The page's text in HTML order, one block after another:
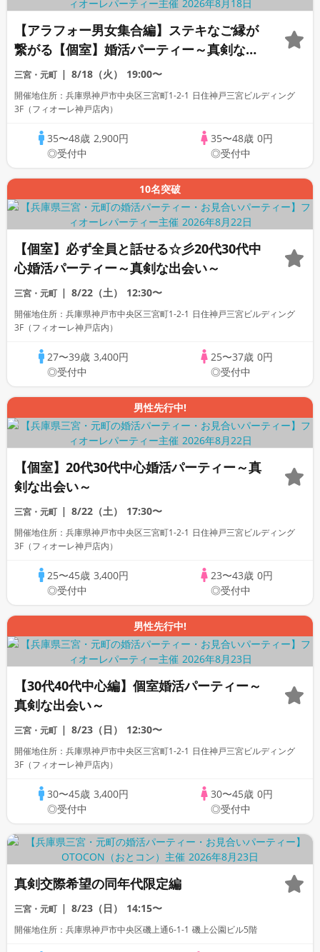
【アラフォー男女集合編】ステキなご縁が
繋がる【個室】婚活パーティー～真剣な出
会い～
三宮・元町 8/18（火） 19:00〜
開催地住所：兵庫県神戸市中央区三宮町1-2-1 日住神戸三宮ビルディング
3F（フィオーレ神戸店内）
35〜48歳 2,900円
◎受付中
35〜48歳 0円
◎受付中
10名突破
【個室】必ず全員と話せる☆彡20代30代中
心婚活パーティー～真剣な出会い～
三宮・元町 8/22（土） 12:30〜
開催地住所：兵庫県神戸市中央区三宮町1-2-1 日住神戸三宮ビルディング
3F（フィオーレ神戸店内）
27〜39歳 3,400円
◎受付中
25〜37歳 0円
◎受付中
男性先行中!
【個室】20代30代中心婚活パーティー～真
剣な出会い～
三宮・元町 8/22（土） 17:30〜
開催地住所：兵庫県神戸市中央区三宮町1-2-1 日住神戸三宮ビルディング
3F（フィオーレ神戸店内）
25〜45歳 3,400円
◎受付中
23〜43歳 0円
◎受付中
男性先行中!
【30代40代中心編】個室婚活パーティー～
真剣な出会い～
三宮・元町 8/23（日） 12:30〜
開催地住所：兵庫県神戸市中央区三宮町1-2-1 日住神戸三宮ビルディング
3F（フィオーレ神戸店内）
30〜45歳 3,400円
◎受付中
30〜45歳 0円
◎受付中
真剣交際希望の同年代限定編
三宮・元町 8/23（日） 14:15〜
開催地住所：兵庫県神戸市中央区磯上通6-1-1 磯上公園ビル5階